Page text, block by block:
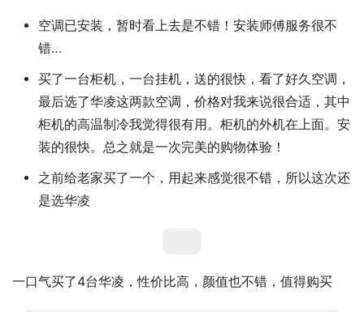
空调已安装，暂时看上去是不错！安装师傅服务很不
错…
买了一台柜机，一台挂机，送的很快，看了好久空调，
最后选了华凌这两款空调，价格对我来说很合适，其中
柜机的高温制冷我觉得很有用。柜机的外机在上面。安
装的很快。总之就是一次完美的购物体验！
之前给老家买了一个，用起来感觉很不错，所以这次还
是选华凌
一口气买了4台华凌，性价比高，颜值也不错，值得购买